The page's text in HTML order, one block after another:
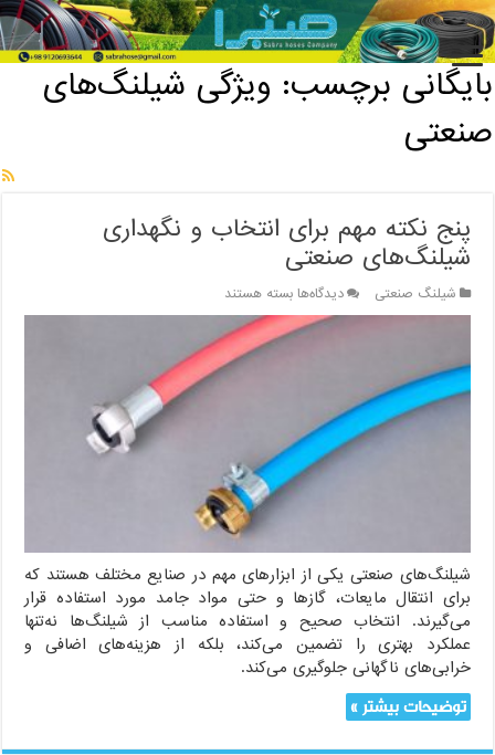
خانه / بایگانی برچسب: ویژگی شیلنگ‌های صنعتی
بایگانی برچسب: ویژگی شیلنگ‌های
صنعتی
پنج نکته مهم برای انتخاب و نگهداری
شیلنگ‌های صنعتی
شیلنگ صنعتی دیدگاه‌هابرای
پنج
نکته
مهم
شیلنگ‌های
صنعتی
بسته هستند
شیلنگ‌های صنعتی یکی از ابزارهای مهم در صنایع مختلف هستند که
برای انتقال مایعات، گازها و حتی مواد جامد مورد استفاده قرار
می‌گیرند. انتخاب صحیح و استفاده مناسب از شیلنگ‌ها نه‌تنها
عملکرد بهتری را تضمین می‌کند، بلکه از هزینه‌های اضافی و
خرابی‌های ناگهانی جلوگیری می‌کند.
توضیحات بیشتر »